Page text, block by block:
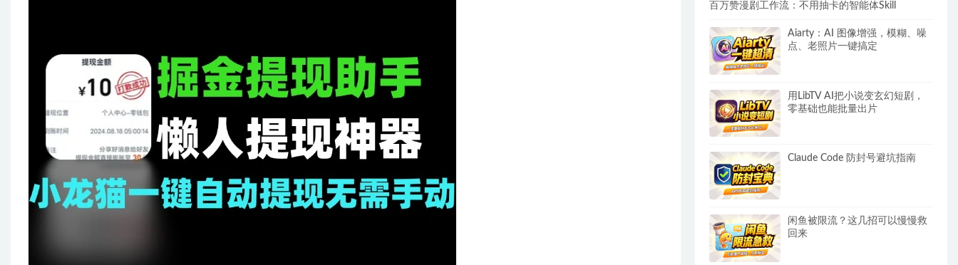
百万赞漫剧工作流：不用抽卡的智能体Skill
Aiarty：AI 图像增强，模糊、噪
点、老照片一键搞定
用LibTV AI把小说变玄幻短剧，
零基础也能批量出片
Claude Code 防封号避坑指南
闲鱼被限流？这几招可以慢慢救
回来